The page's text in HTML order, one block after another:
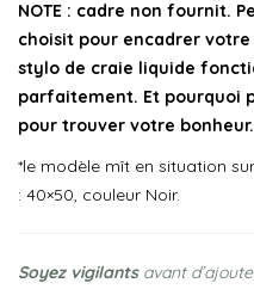
NOTE : cadre non fournit.
choisit pour encadrer
stylo de craie liquide
parfaitement. Et pourquoi
pour trouver votre
*le modèle mît en situation
: 40×50, couleur Noir.
Soyez vigilantsavant